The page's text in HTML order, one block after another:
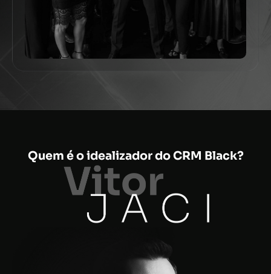
Quem é o idealizador do CRM Black?